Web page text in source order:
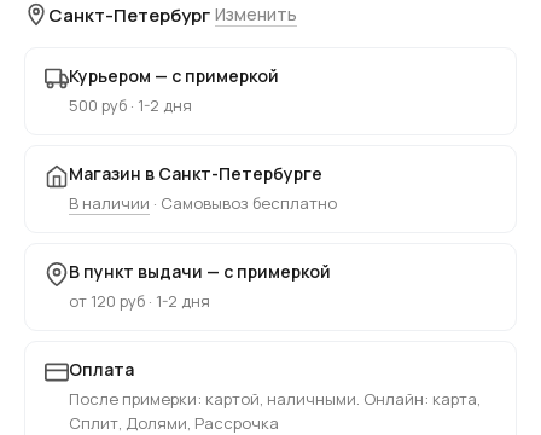
Санкт-Петербург Изменить
Курьером — с примеркой
500 руб · 1-2 дня
Магазин в Санкт-Петербурге
В наличии · Самовывоз бесплатно
В пункт выдачи — с примеркой
от 120 руб · 1-2 дня
Оплата
После примерки: картой, наличными. Онлайн: карта,
Сплит, Долями, Рассрочка